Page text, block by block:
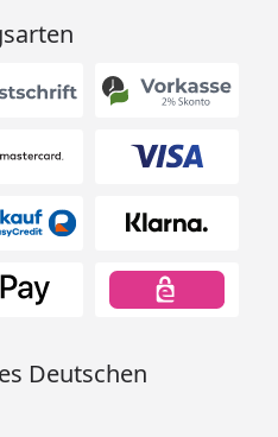
Deutschen